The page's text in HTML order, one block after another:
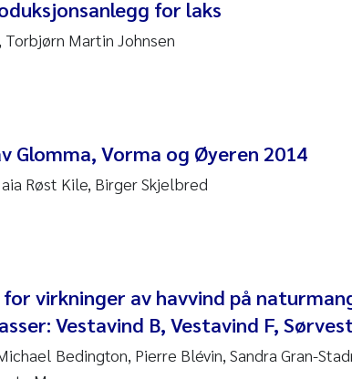
Georgantzopoulou
With Fagerli
Chand
Larssen
for laks
Martin Johnsen
Glomma, Vorma og Øyeren 2014
Røst Kile, Birger Skjelbred
virkninger av havvind på
Vestavind B, Vestavind F,
Bedington, Pierre Blévin, Sandra Gran-